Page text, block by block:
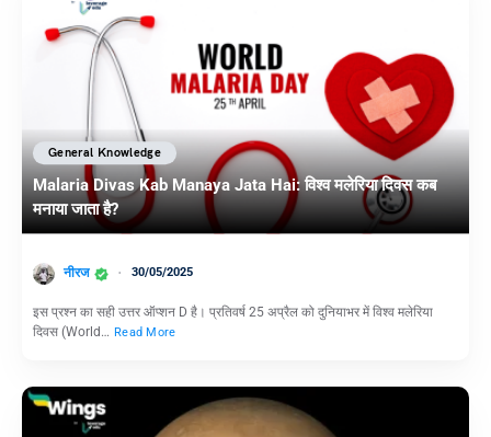
General Knowledge
Malaria Divas Kab Manaya Jata Hai: विश्व मलेरिया दिवस कब
मनाया जाता है?
नीरज 30/05/2025
इस प्रश्न का सही उत्तर ऑप्शन D है। प्रतिवर्ष 25 अप्रैल को दुनियाभर में विश्व मलेरिया
दिवस (World… Read More